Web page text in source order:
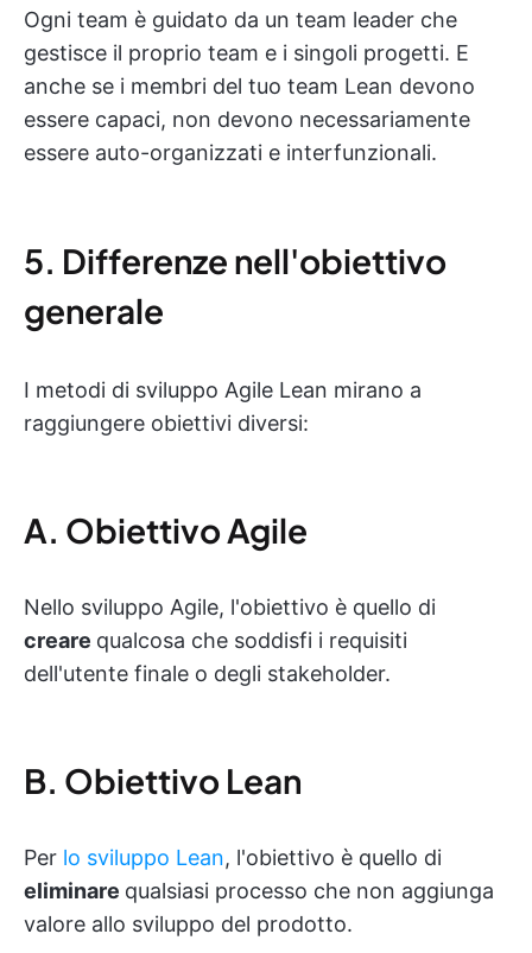
Ogni team è guidato da un team leader che
gestisce il proprio team e i singoli progetti. E
anche se i membri del tuo team Lean devono
essere capaci, non devono necessariamente
essere auto-organizzati e interfunzionali.
5. Differenze nell'obiettivo
generale
I metodi di sviluppo Agile Lean mirano a
raggiungere obiettivi diversi:
A. Obiettivo Agile
Nello sviluppo Agile, l'obiettivo è quello di
creare qualcosa che soddisfi i requisiti
dell'utente finale o degli stakeholder.
B. Obiettivo Lean
Per lo sviluppo Lean, l'obiettivo è quello di
eliminare qualsiasi processo che non aggiunga
valore allo sviluppo del prodotto.